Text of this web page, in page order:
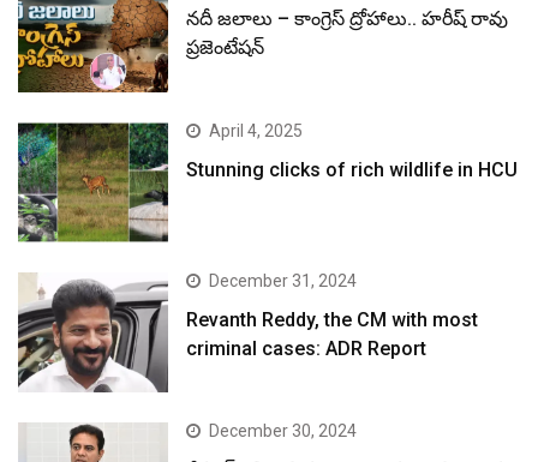
నదీ జలాలు – కాంగ్రెస్ ద్రోహాలు.. హరీష్ రావు
ప్రజెంటేషన్
April 4, 2025
Stunning clicks of rich wildlife in HCU
December 31, 2024
Revanth Reddy, the CM with most
criminal cases: ADR Report
December 30, 2024